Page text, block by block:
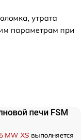
утрата
параметрам при
печи FSM
MW XS выполняется